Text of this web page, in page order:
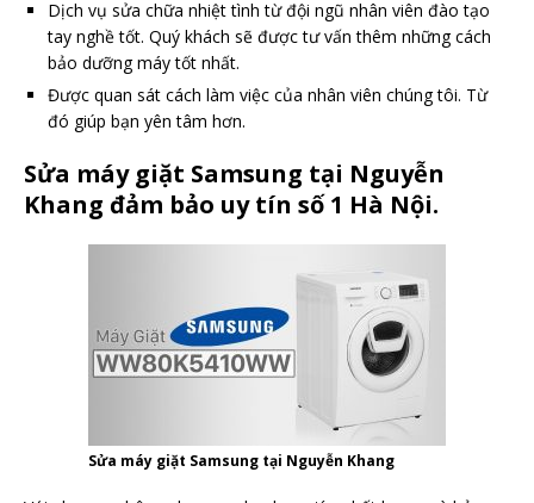
Dịch vụ sửa chữa nhiệt tình từ đội ngũ nhân viên đào tạo
tay nghề tốt. Quý khách sẽ được tư vấn thêm những cách
bảo dưỡng máy tốt nhất.
Được quan sát cách làm việc của nhân viên chúng tôi. Từ
đó giúp bạn yên tâm hơn.
Sửa máy giặt Samsung tại Nguyễn
Khang đảm bảo uy tín số 1 Hà Nội.
Sửa máy giặt Samsung tại Nguyễn Khang